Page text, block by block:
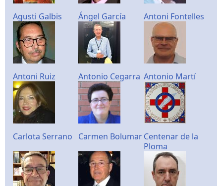
Agusti Galbis Ángel García Antoni Fontelles
Antoni Ruiz Antonio Cegarra Antonio Martí
Carlota Serrano Carmen BolumarCentenar de la
Ploma